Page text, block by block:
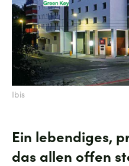
Ibis
Ein lebendiges,
das allen offen